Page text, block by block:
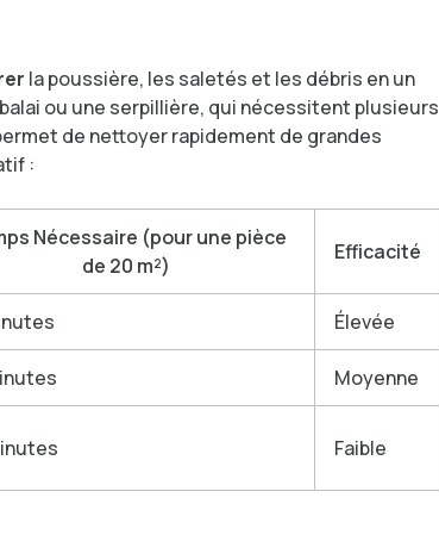
la poussière, les saletés et les débris en un
ou une serpillière, qui nécessitent plusieurs
de nettoyer rapidement de grandes
:
Nécessaire (pour une pièce
de 20 m²)
Efficacité
Élevée
Moyenne
Faible